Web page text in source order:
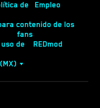
de
Empleo
contenido de los
fans
de
REDmod